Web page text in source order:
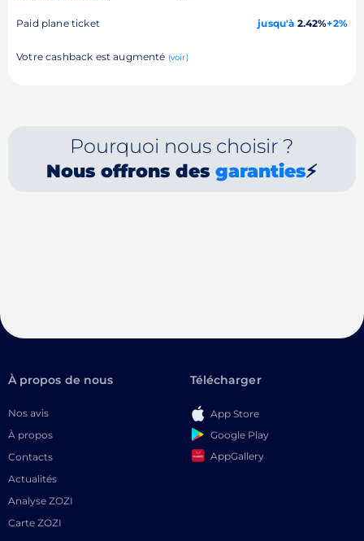
Paid plane ticket jusqu'à 2.42%+2%
Votre cashback est augmenté (voir)
Pourquoi nous choisir ?
Nous offrons desgaranties⚡
À propos de nous
Nos avis
À propos
Contacts
Actualités
Analyse ZOZI
Carte ZOZI
Télécharger
App Store
Google Play
AppGallery